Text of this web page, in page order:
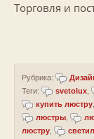
Торговля и
Рубрика:
Теги:
svetolux
купить люстру
люстры
люстру